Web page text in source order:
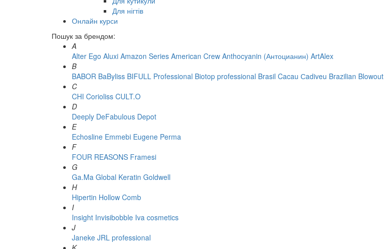
Для нігтів
Онлайн курси
Пошук за брендом:
A
Alter Ego Aluxi Amazon Series American Crew Anthocyanin (Антоцианин) ArtAlex
B
BABOR BaByliss BIFULL Professional Biotop professional Brasil Cacau Сadiveu Brazilian Blowout
C
CHI Corioliss CULT.O
D
Deeply DeFabulous Depot
E
Echosline Emmebi Eugene Perma
F
FOUR REASONS Framesi
G
Ga.Ma Global Keratin Goldwell
H
Hipertin Hollow Comb
I
Insight Invisibobble Iva cosmetics
J
Janeke JRL professional